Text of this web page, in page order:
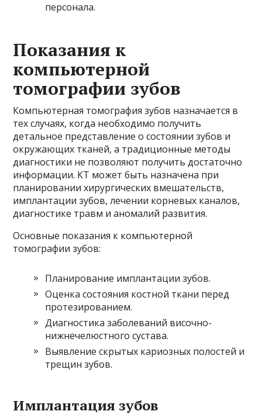
персонала.
Показания к
компьютерной
томографии зубов
Компьютерная томография зубов назначается в
тех случаях, когда необходимо получить
детальное представление о состоянии зубов и
окружающих тканей, а традиционные методы
диагностики не позволяют получить достаточно
информации. КТ может быть назначена при
планировании хирургических вмешательств,
имплантации зубов, лечении корневых каналов,
диагностике травм и аномалий развития.
Основные показания к компьютерной
томографии зубов:
Планирование имплантации зубов.
Оценка состояния костной ткани перед
протезированием.
Диагностика заболеваний височно-
нижнечелюстного сустава.
Выявление скрытых кариозных полостей и
трещин зубов.
Имплантация зубов